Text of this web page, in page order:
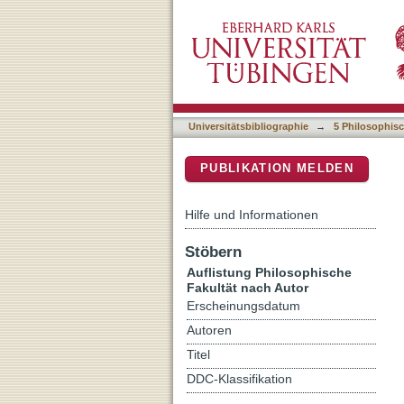
Universitätsbibliographie → 5
PUBLIKATION MELDEN
Hilfe und Informationen
Stöbern
Auflistung Philosophische
Fakultät nach Autor
Erscheinungsdatum
Autoren
Titel
DDC-Klassifikation